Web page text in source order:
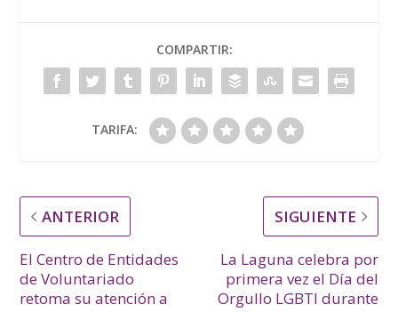
COMPARTIR:
TARIFA:
ANTERIOR
El Centro de Entidades
de Voluntariado
retoma su atención a
SIGUIENTE
La Laguna celebra por
primera vez el Día del
Orgullo LGBTI durante